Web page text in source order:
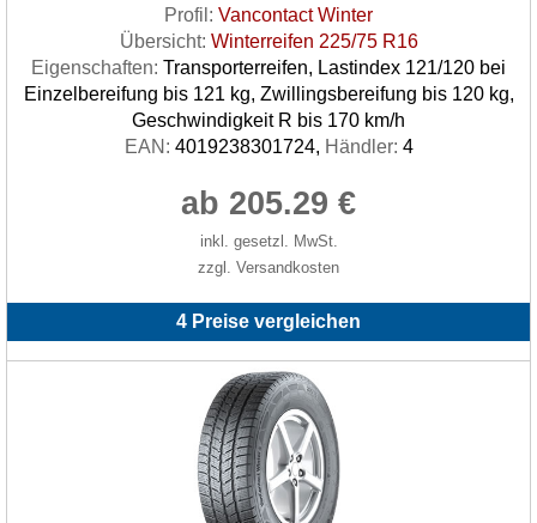
Profil: Vancontact Winter
Übersicht: Winterreifen 225/75 R16
Eigenschaften: Transporterreifen, Lastindex 121/120 bei
Einzelbereifung bis 121 kg, Zwillingsbereifung bis 120 kg,
Geschwindigkeit R bis 170 km/h
EAN: 4019238301724, Händler: 4
ab 205.29 €
inkl. gesetzl. MwSt.
zzgl. Versandkosten
4 Preise vergleichen